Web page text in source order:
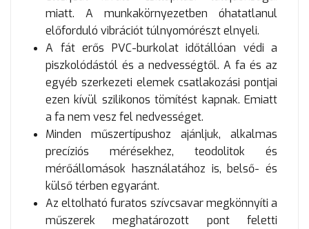
miatt. A munkakörnyezetben óhatatlanul
előforduló vibrációt túlnyomórészt elnyeli.
A fát erős PVC-burkolat időtállóan védi a
piszkolódástól és a nedvességtől. A fa és az
egyéb szerkezeti elemek csatlakozási pontjai
ezen kívül szilikonos tömítést kapnak. Emiatt
a fa nem vesz fel nedvességet.
Minden műszertípushoz ajánljuk, alkalmas
precíziós mérésekhez, teodolitok és
mérőállomások használatához is, belső- és
külső térben egyaránt.
Az eltolható furatos szívcsavar megkönnyíti a
műszerek meghatározott pont feletti